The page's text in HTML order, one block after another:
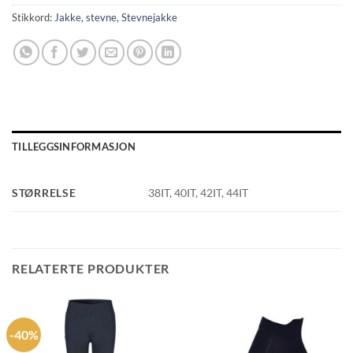
Stikkord: Jakke, stevne, Stevnejakke
TILLEGGSINFORMASJON
STØRRELSE 38IT, 40IT, 42IT, 44IT
RELATERTE PRODUKTER
-40%